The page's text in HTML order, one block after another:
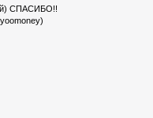
СПАСИБО!!